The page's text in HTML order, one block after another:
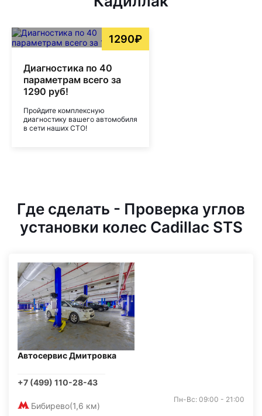
1290₽
Диагностика по 40
параметрам всего за
1290 руб!
Пройдите комплексную
диагностику вашего автомобиля
в сети наших СТО!
Где сделать - Проверка углов
установки колес Cadillac STS
Автосервис Дмитровка
+7 (499) 110-28-43
Бибирево(1,6 км)
Пн-Вс: 09:00 - 21:00